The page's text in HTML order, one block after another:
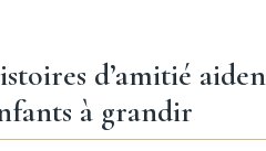
d’amitié
à grandir